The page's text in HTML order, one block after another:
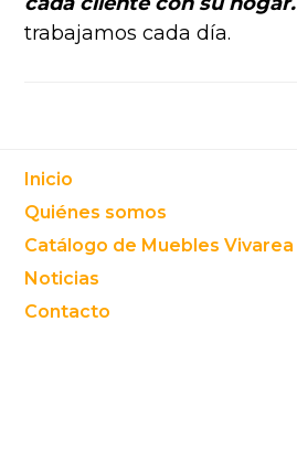
trabajamos cada día.
Footer
Inicio
Quiénes somos
Catálogo de Muebles Vivarea
Noticias
Contacto